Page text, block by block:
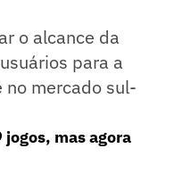
o alcance da
para a
mercado sul-
mas agora